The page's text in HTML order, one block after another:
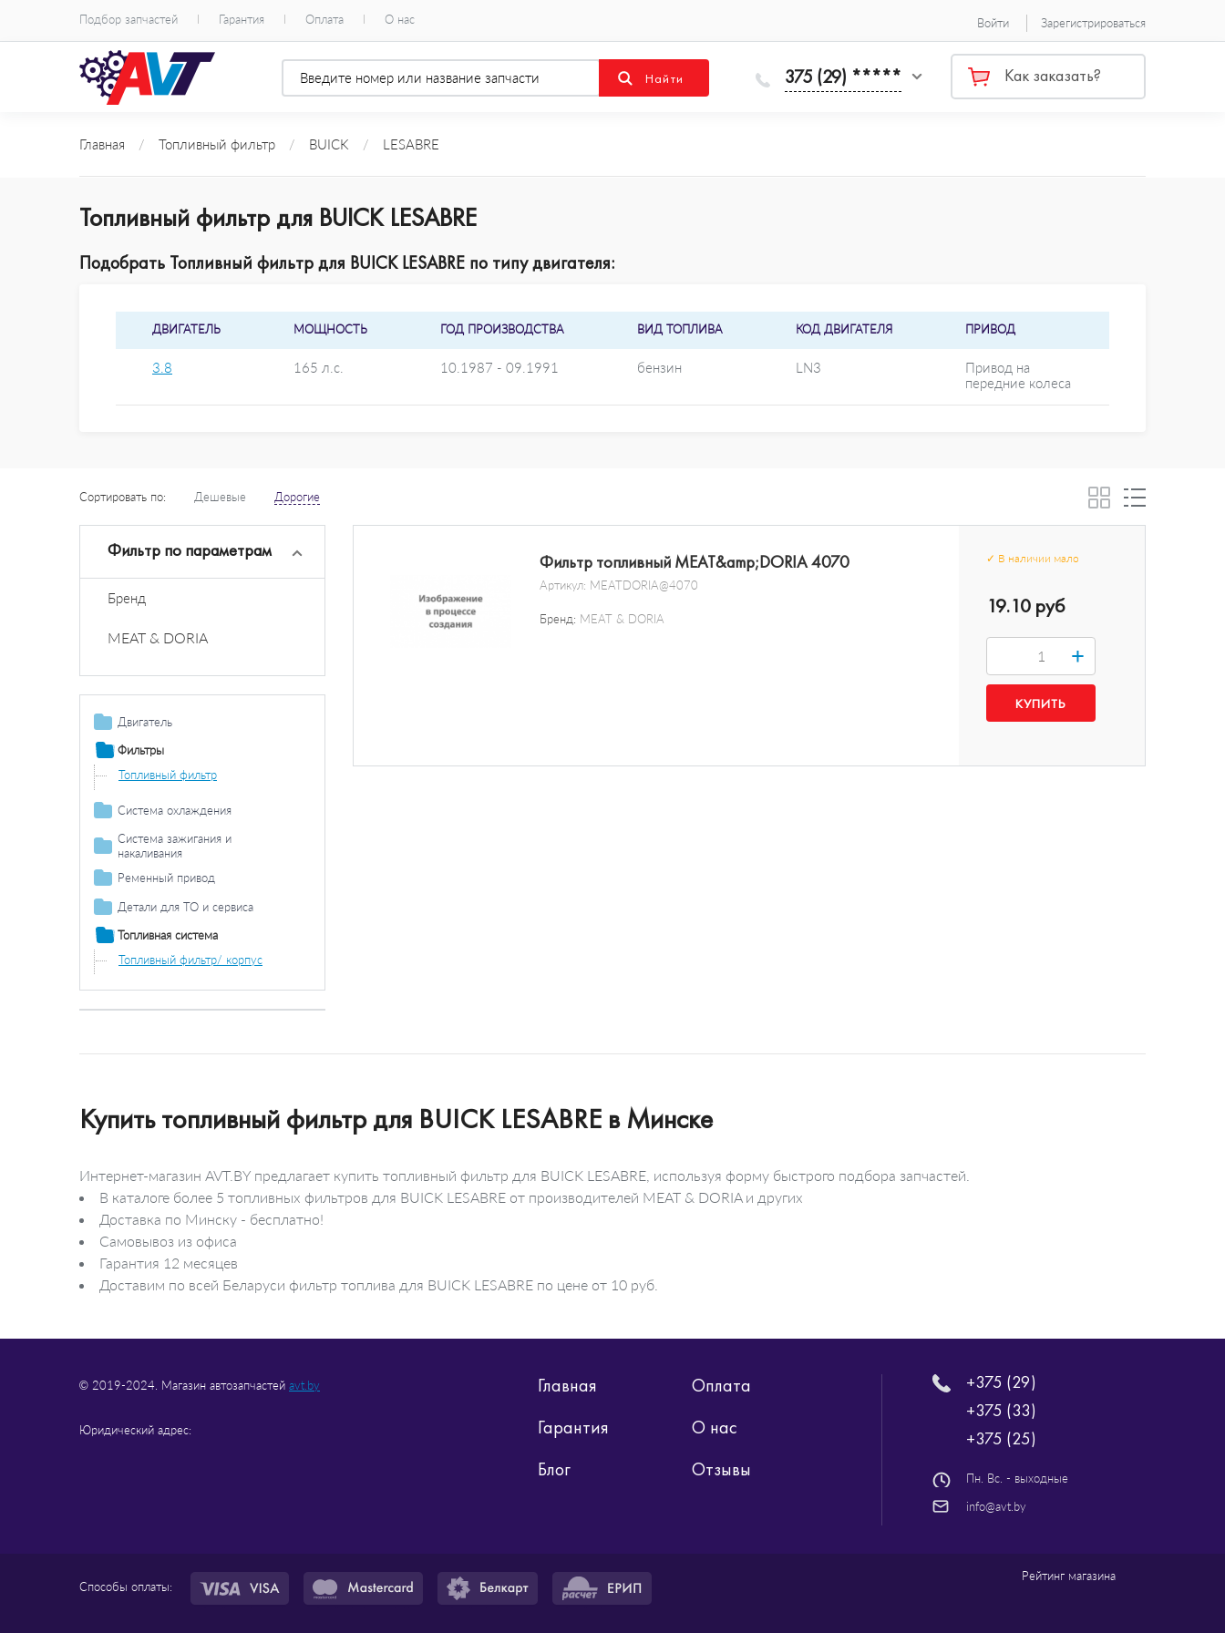
Войти Зарегистрироваться
Подбор запчастей Гарантия Оплата О нас
375 (29) ***** Как заказать?
Главная / Топливный фильтр / BUICK / LESABRE
Топливный фильтр для BUICK LESABRE
Подобрать Топливный фильтр для BUICK LESABRE по типу двигателя:
ДВИГАТЕЛЬ МОЩНОСТЬ ГОД ПРОИЗВОДСТВА ВИД ТОПЛИВА КОД ДВИГАТЕЛЯ ПРИВОД
3.8 165 л.с. 10.1987 - 09.1991 бензин LN3
Привод на
передние колеса
Сортировать по: Дешевые Дорогие
Фильтр топливный MEAT&amp;DORIA 4070
Артикул: MEATDORIA@4070
Бренд: MEAT & DORIA
✓ В наличии мало
19.10 руб
+
Фильтр по параметрам
Бренд
MEAT & DORIA
Двигатель
Ременный привод
Поликлиновой
ремень /
Поликлиновый ремень
Паразитный / ведущий
ролик
Фильтры
Топливный фильтр
Система охлаждения
Термостат /
прокладка
Термостат
Система зажигания и
накаливания
Свеча зажигания
Ременный привод
Поликлиновой
ремень /
комплект
Поликлиновый ремень
Детали для ТО и сервиса
Интервал регулировки
Дополнительные работы
Топливная система
Топливный фильтр/ корпус
Купить топливный фильтр для BUICK LESABRE в Минске
Интернет-магазин AVT.BY предлагает купить топливный фильтр для BUICK LESABRE, используя форму быстрого подбора запчастей.
В каталоге более 5 топливных фильтров для BUICK LESABRE от производителей MEAT & DORIA и других
Доставка по Минску - бесплатно!
Самовывоз из офиса
Гарантия 12 месяцев
Доставим по всей Беларуси фильтр топлива для BUICK LESABRE по цене от 10 руб.
Главная
Оплата
Гарантия
О нас
Блог
Отзывы
+375 (29)
+375 (33)
+375 (25)
Пн. Вс. - выходные
info@avt.by
© 2019-2024. Магазин автозапчастей avt.by
Юридический адрес:
Способы оплаты:
Рейтинг магазина